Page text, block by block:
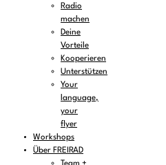
Radio
machen
Deine
Vorteile
Kooperieren
Unterstützen
Your
language,
your
flyer
Workshops
Über FREIRAD
Team +